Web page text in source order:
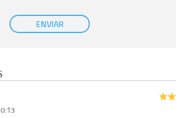
trataremos sus datos con su consentimiento
mediante la casilla correspondiente
a saber qué información tenemos sobre usted,
página web.
ENVIAR